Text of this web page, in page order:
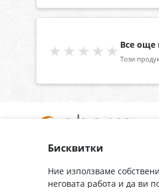
★★★★★ Все още
Този
За нас
Контакти
Полезни връзки
Доставка
Гаранция
Плащане
Бисквитки
Ние използваме
неговата работа и да ви